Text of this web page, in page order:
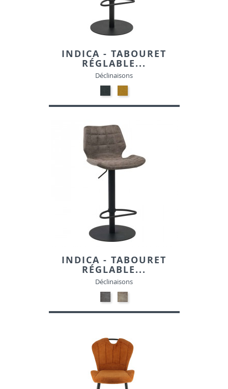
INDICA - TABOURET
RÉGLABLE...
Déclinaisons
TISSUTISSU
INDICA - TABOURET
RÉGLABLE...
Déclinaisons
NOIR
MAT
PATINE-
GRIS
MAT
PATINE-